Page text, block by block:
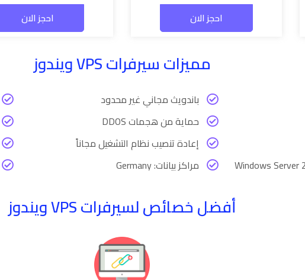
احجز الان
احجز الان
مميزات سيرفرات VPS ويندوز
باندويث مجاني غير محدود
حماية من هجمات DDOS
إعادة تنصيب نظام التشغيل مجاناً
مراكز بيانات: Germany
أفضل خصائص لسيرفرات VPS ويندوز